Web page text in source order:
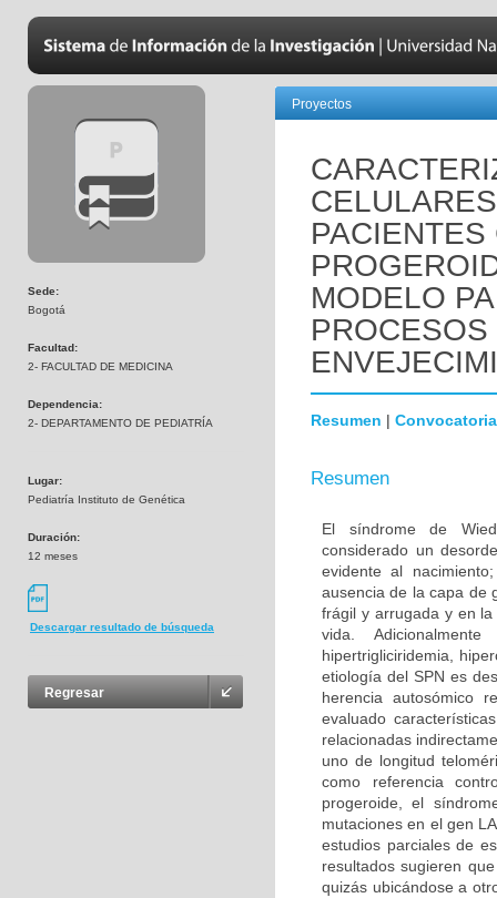
Sede:
Bogotá
Facultad:
2- FACULTAD DE MEDICINA
Dependencia:
2- DEPARTAMENTO DE PEDIATRÍA
Lugar:
Pediatría Instituto de Genética
Duración:
12 meses
Descargar resultado de búsqueda
Regresar
Proyectos
MODELO
Resumen | Convocatoria
Resumen
El síndrome de
considerado un
evidente al
ausencia de la capa de
frágil y arrugada y en
vida.
hipertrigliciridemia,
etiología del SPN es
herencia autosómico
evaluado
relacionadas
uno de longitud
como referencia
progeroide, el
mutaciones en el gen
estudios parciales de
resultados sugieren
quizás ubicándose a